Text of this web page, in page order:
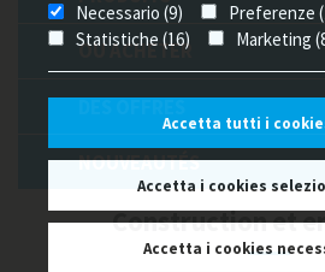
Necessario (9)
Preferenze
Statistiche (16)
Marketing
Accetta tutti i
Accetta i cookies
Accetta i cookies
OU ACHETER
DES OFFRES
NOUVEAUTÉS
Construction et